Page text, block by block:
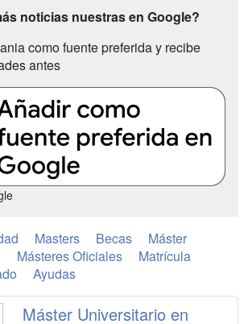
noticias nuestras en Google?
como fuente preferida y recibe
antes
Masters Becas
Máster
Másteres Oficiales
Matrícula
Ayudas
Máster Universitario en